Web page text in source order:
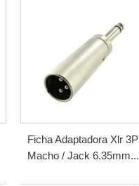
Ficha Adaptadora Xlr 3P
Macho / Jack 6.35mm...